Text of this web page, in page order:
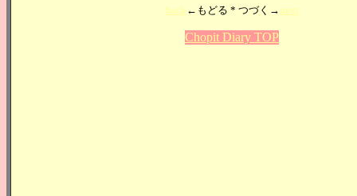
back ←もどる * つづく→ next
Chopit Diary TOP